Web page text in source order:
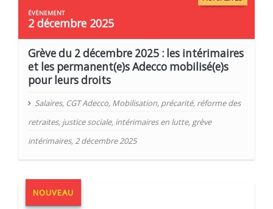
2 décembre 2025
Grève du 2 décembre 2025 : les intérimaires
et les permanent(e)s Adecco mobilisé(e)s
pour leurs droits
Salaires, CGT Adecco, Mobilisation, précarité, réforme des
retraites, justice sociale, intérimaires en lutte, grève
intérimaires,2 décembre 2025
NOUVEAU